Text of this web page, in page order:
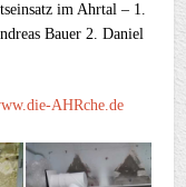
im Ahrtal – 1.
Bauer 2. Daniel
AHRche.de